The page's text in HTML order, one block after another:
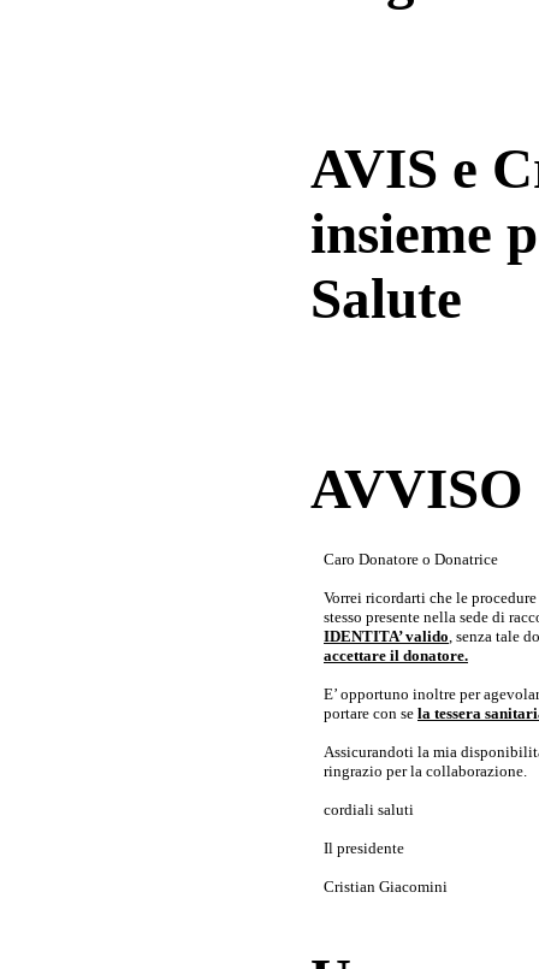
AVIS e
insieme
Salute
Caro Donatore o Donatrice
Vorrei ricordarti che le
stesso presente nella sede di
IDENTITA’ valido, senza tale
accettare il donatore.
E’ opportuno inoltre per
portare con se la tessera
Assicurandoti la mia
ringrazio per la collaborazione.
cordiali saluti
Il presidente
Cristian Giacomini